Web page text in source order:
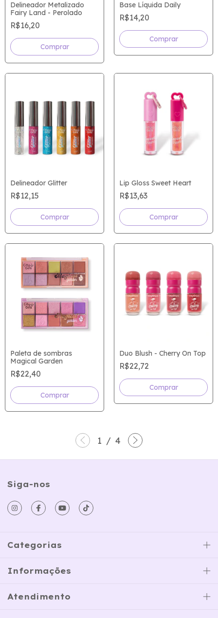
Delineador Metalizado
Fairy Land - Perolado
R$16,20
Base Líquida Daily
R$14,20
Comprar
Delineador Glitter
R$12,15
Comprar
Lip Gloss Sweet Heart
R$13,63
Comprar
Paleta de sombras
Magical Garden
R$22,40
Comprar
Duo Blush - Cherry On Top
R$22,72
Comprar
1 / 4
Siga-nos
Categorias
Informações
Atendimento